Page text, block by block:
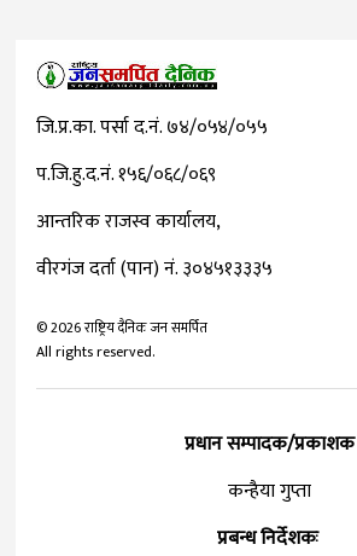
जि.प्र.का. पर्सा द.नं. ७४/०५४/०५५
प.जि.हु.द.नं. १५६/०६८/०६९
आन्तरिक राजस्व कार्यालय,
वीरगंज दर्ता (पान) नं. ३०४५१३३३५
©2026राष्ट्रिय दैनिक जन समर्पित
All rights reserved.
प्रधान सम्पादक/प्रकाशक
कन्हैया गुप्ता
प्रबन्ध निर्देशकः